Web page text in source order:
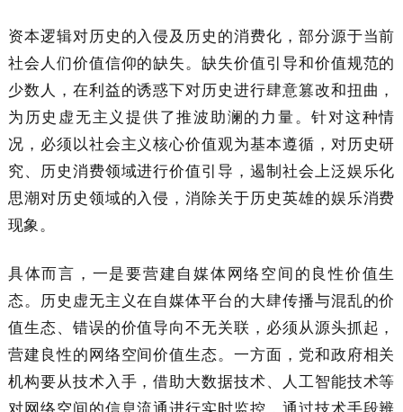
资本逻辑对历史的入侵及历史的消费化，部分源于当前
社会人们价值信仰的缺失。缺失价值引导和价值规范的
少数人，在利益的诱惑下对历史进行肆意篡改和扭曲，
为历史虚无主义提供了推波助澜的力量。针对这种情
况，必须以社会主义核心价值观为基本遵循，对历史研
究、历史消费领域进行价值引导，遏制社会上泛娱乐化
思潮对历史领域的入侵，消除关于历史英雄的娱乐消费
现象。
具体而言，一是要营建自媒体网络空间的良性价值生
态。历史虚无主义在自媒体平台的大肆传播与混乱的价
值生态、错误的价值导向不无关联，必须从源头抓起，
营建良性的网络空间价值生态。一方面，党和政府相关
机构要从技术入手，借助大数据技术、人工智能技术等